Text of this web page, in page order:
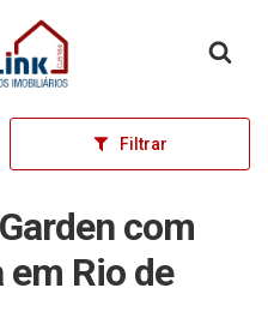
inicial
Filtrar
com
em Rio de